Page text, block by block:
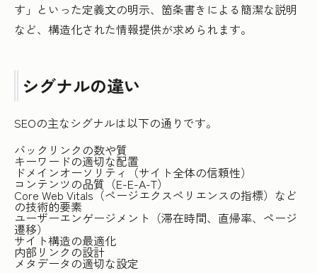
す」といった定義文の明示、箇条書きによる簡潔な説明
など、構造化された情報提供が求められます。
シグナルの違い
SEOの主なシグナルは以下の通りです。
バックリンクの数や質
キーワードの適切な配置
ドメインオーソリティ（サイト全体の信頼性）
コンテンツの品質（E-E-A-T）
Core Web Vitals（ページエクスペリエンスの指標）など
の技術的要素
ユーザーエンゲージメント（滞在時間、直帰率、ページ
遷移）
サイト構造の最適化
内部リンクの設計
メタデータの適切な設定